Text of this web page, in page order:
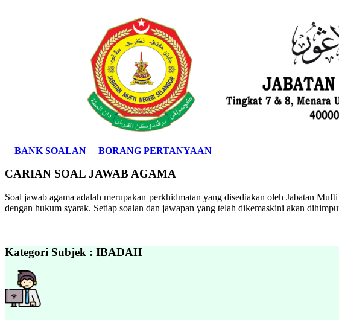
BANK SOALAN BORANG PERTANYAAN
CARIAN SOAL JAWAB AGAMA
Soal jawab agama adalah merupakan perkhidmatan yang disediakan oleh Jabatan
dengan hukum syarak. Setiap soalan dan jawapan yang telah dikemaskini akan
Kategori Subjek : IBADAH